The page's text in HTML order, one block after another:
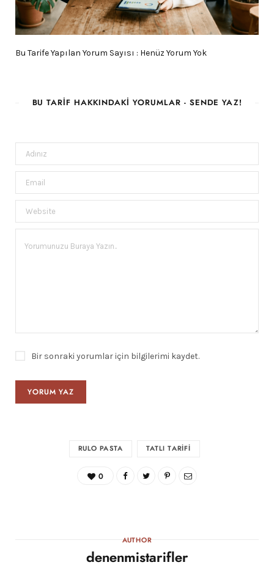
Bu Tarife Yapılan Yorum Sayısı : Henüz Yorum Yok
BU TARIF HAKKINDAKI YORUMLAR - SENDE YAZ!
Bir sonraki yorumlar için bilgilerimi kaydet.
RULO PASTA TATLI TARIFI
0
AUTHOR
denenmistarifler